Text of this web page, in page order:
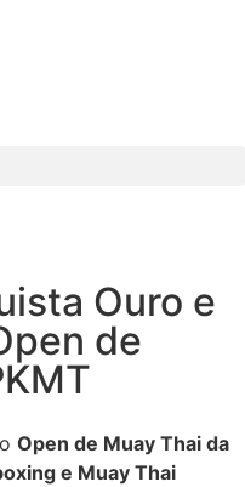
Ouro e
de
Open de Muay Thai da
e Muay Thai